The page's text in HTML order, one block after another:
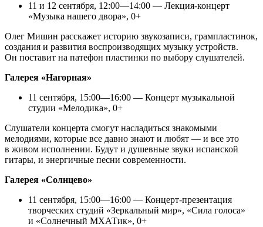
11 и 12 сентября, 12:00—14:00 — Лекция-концерт
«Музыка нашего двора», 0+
Олег Мишин расскажет историю звукозаписи, грампластинок,
создания и развития воспроизводящих музыку устройств.
Он поставит на патефон пластинки по выбору слушателей.
Галерея «Нагорная»
11 сентября, 15:00—16:00 — Концерт музыкальной
студии «Мелодика», 0+
Слушатели концерта смогут насладиться знакомыми
мелодиями, которые все давно знают и любят — и все это
в живом исполнении. Будут и душевные звуки испанской
гитары, и энергичные песни современности.
Галерея «Солнцево»
11 сентября, 15:00—16:00 — Концерт-презентация
творческих студий «Зеркальный мир», «Сила голоса»
и «Солнечный МХАТик», 0+